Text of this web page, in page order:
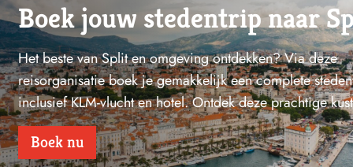
Boek jouw stedentrip naar
Het beste van Split en omgeving ontdekken? Via deze
reisorganisatie boek je gemakkelijk een complete
inclusief KLM-vlucht en hotel. Ontdek deze prachtige
Boek nu